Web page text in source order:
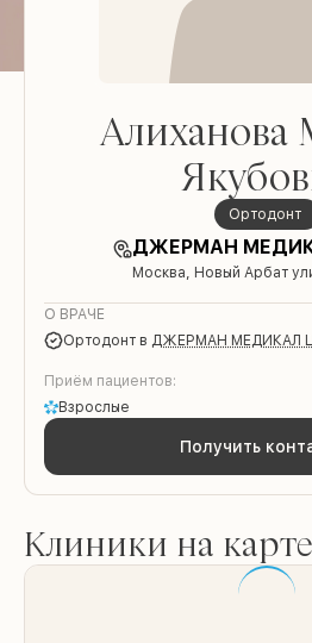
Алиханова
ортодонт
ДЖЕРМАН
Москва, Новый Арбат
О ВРАЧЕ
ортодонт в ДЖЕРМАН МЕДИКАЛ
Приём пациентов:
Взрослые
Получить
Клиники на карте